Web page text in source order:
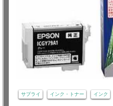
サプライ インク・トナー インク